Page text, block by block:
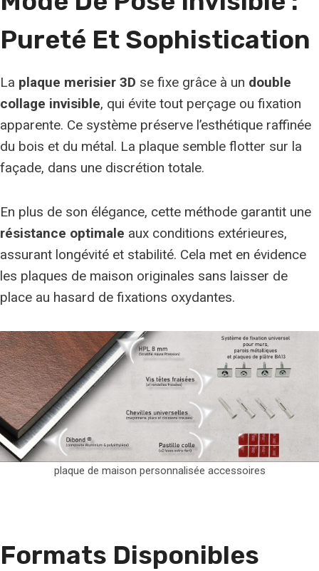
Pureté Et Sophistication
La plaque merisier 3D se fixe grâce à un double
collage invisible, qui évite tout perçage ou fixation
apparente. Ce système préserve l’esthétique raffinée
du bois et du métal. La plaque semble flotter sur la
façade, dans une discrétion totale.
En plus de son élégance, cette méthode garantit une
résistance optimale aux conditions extérieures,
assurant longévité et stabilité. Cela met en évidence
les plaques de maison originales sans laisser de
place au hasard de fixations oxydantes.
plaque de maison personnalisée accessoires
Formats Disponibles